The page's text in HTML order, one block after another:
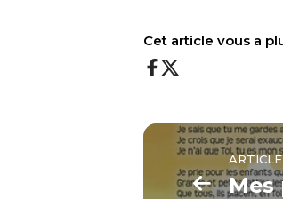
Cet article vous a
Mes